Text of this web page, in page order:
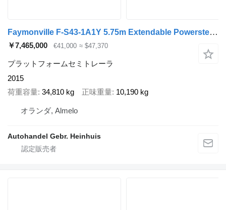
Faymonville F-S43-1A1Y 5.75m Extendable Powersteering!
￥7,465,000 €41,000 ≈ $47,370
プラットフォームセミトレーラ
2015
荷重容量 34,810 kg 正味重量 10,190 kg
オランダ, Almelo
Autohandel Gebr. Heinhuis